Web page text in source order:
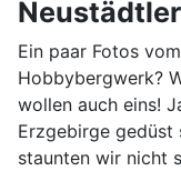
Ein paar Fotos
Hobbybergwerk?
wollen auch eins!
Erzgebirge gedüst
staunten wir nicht